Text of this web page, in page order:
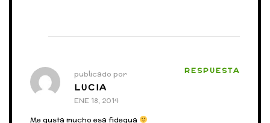
publicado por
LUCIA
ENE 18, 2014
RESPUESTA
Me gusta mucho esa fidegua